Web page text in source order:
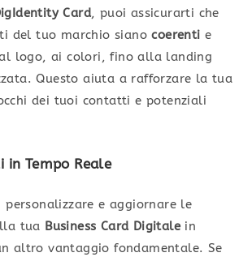
Card, puoi assicurarti che
del tuo marchio sianocoerenti e
logo, ai colori, fino alla landing
Questo aiuta a rafforzare la tua
dei tuoi contatti e potenziali
in Tempo Reale
e aggiornare le
tua Business Card Digitalein
altro vantaggio fondamentale. Se